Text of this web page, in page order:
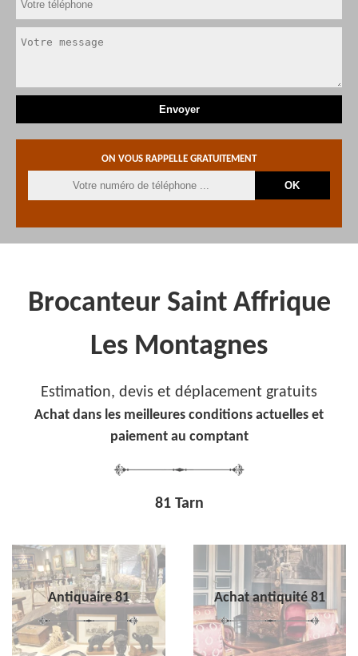
ON VOUS RAPPELLE GRATUITEMENT
Brocanteur Saint Affrique
Les Montagnes
Estimation, devis et déplacement gratuits
Achat dans les meilleures conditions actuelles et
paiement au comptant
81 Tarn
Antiquaire 81 Achat antiquité 81